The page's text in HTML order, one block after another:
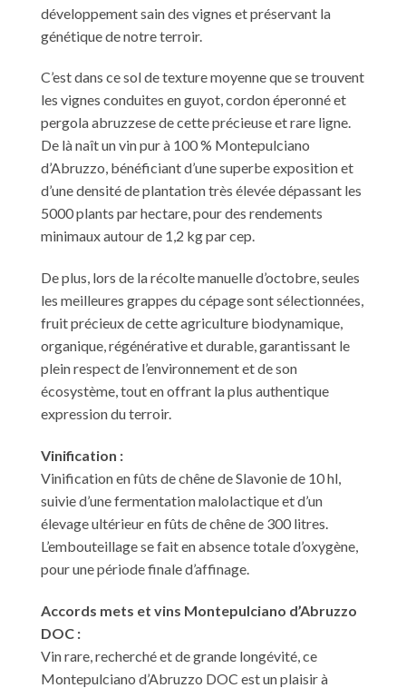
développement sain des vignes et préservant la
génétique de notre terroir.
C’est dans ce sol de texture moyenne que se trouvent
les vignes conduites en guyot, cordon éperonné et
pergola abruzzese de cette précieuse et rare ligne.
De là naît un vin pur à 100 % Montepulciano
d’Abruzzo, bénéficiant d’une superbe exposition et
d’une densité de plantation très élevée dépassant les
5000 plants par hectare, pour des rendements
minimaux autour de 1,2 kg par cep.
De plus, lors de la récolte manuelle d’octobre, seules
les meilleures grappes du cépage sont sélectionnées,
fruit précieux de cette agriculture biodynamique,
organique, régénérative et durable, garantissant le
plein respect de l’environnement et de son
écosystème, tout en offrant la plus authentique
expression du terroir.
Vinification :
Vinification en fûts de chêne de Slavonie de 10 hl,
suivie d’une fermentation malolactique et d’un
élevage ultérieur en fûts de chêne de 300 litres.
L’embouteillage se fait en absence totale d’oxygène,
pour une période finale d’affinage.
Accords mets et vins Montepulciano d’Abruzzo
DOC :
Vin rare, recherché et de grande longévité, ce
Montepulciano d’Abruzzo DOC est un plaisir à